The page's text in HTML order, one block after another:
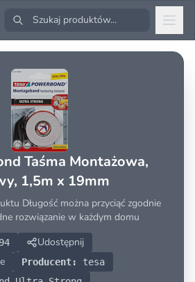
Taśma Montażowa,
1,5m x 19mm
Długość można przyciąć zgodnie
rozwiązanie w każdym domu
Udostępnij
Producent:
tesa